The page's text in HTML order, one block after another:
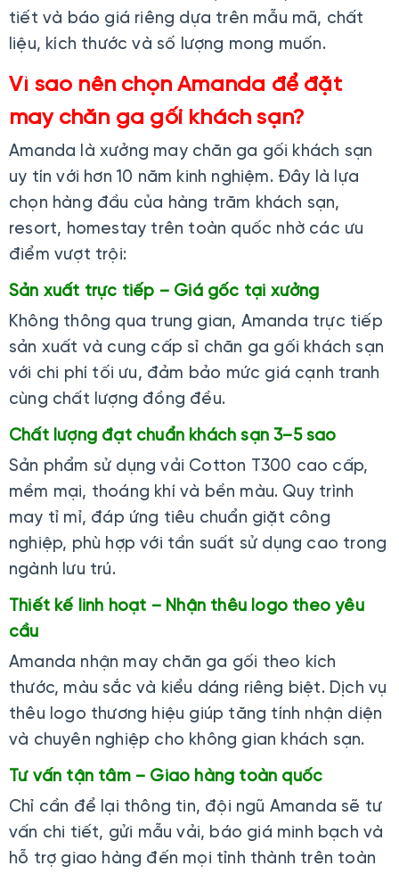
tiết và báo giá riêng dựa trên mẫu mã, chất
liệu, kích thước và số lượng mong muốn.
Vì sao nên chọn Amanda để đặt
may chăn ga gối khách sạn?
Amanda là xưởng may chăn ga gối khách sạn
uy tín với hơn 10 năm kinh nghiệm. Đây là lựa
chọn hàng đầu của hàng trăm khách sạn,
resort, homestay trên toàn quốc nhờ các ưu
điểm vượt trội:
Sản xuất trực tiếp – Giá gốc tại xưởng
Không thông qua trung gian, Amanda trực tiếp
sản xuất và cung cấp sỉ chăn ga gối khách sạn
với chi phí tối ưu, đảm bảo mức giá cạnh tranh
cùng chất lượng đồng đều.
Chất lượng đạt chuẩn khách sạn 3–5 sao
Sản phẩm sử dụng vải Cotton T300 cao cấp,
mềm mại, thoáng khí và bền màu. Quy trình
may tỉ mỉ, đáp ứng tiêu chuẩn giặt công
nghiệp, phù hợp với tần suất sử dụng cao trong
ngành lưu trú.
Thiết kế linh hoạt – Nhận thêu logo theo yêu
cầu
Amanda nhận may chăn ga gối theo kích
thước, màu sắc và kiểu dáng riêng biệt. Dịch vụ
thêu logo thương hiệu giúp tăng tính nhận diện
và chuyên nghiệp cho không gian khách sạn.
Tư vấn tận tâm – Giao hàng toàn quốc
Chỉ cần để lại thông tin, đội ngũ Amanda sẽ tư
vấn chi tiết, gửi mẫu vải, báo giá minh bạch và
hỗ trợ giao hàng đến mọi tỉnh thành trên toàn